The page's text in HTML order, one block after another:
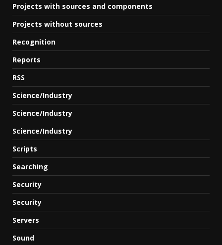
Projects with sources and components
Projects without sources
Recognition
Reports
RSS
Science/Industry
Science/Industry
Science/Industry
Scripts
Searching
Security
Security
Servers
Sound